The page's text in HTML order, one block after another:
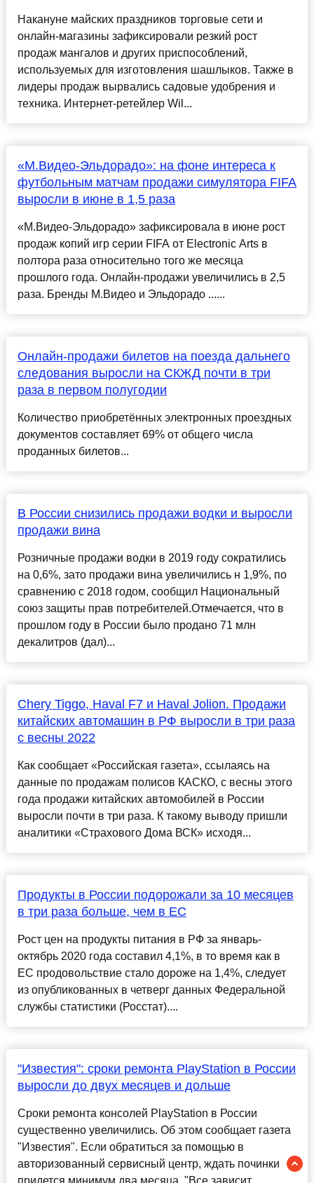
Накануне майских праздников торговые сети и
онлайн-магазины зафиксировали резкий рост
продаж мангалов и других приспособлений,
используемых для изготовления шашлыков. Также в
лидеры продаж вырвались садовые удобрения и
техника. Интернет-ретейлер Wil...
«М.Видео-Эльдорадо»: на фоне интереса к
футбольным матчам продажи симулятора FIFA
выросли в июне в 1,5 раза
«М.Видео-Эльдорадо» зафиксировала в июне рост
продаж копий игр серии FIFA от Electronic Arts в
полтора раза относительно того же месяца
прошлого года. Онлайн-продажи увеличились в 2,5
раза. Бренды М.Видео и Эльдорадо ......
Онлайн-продажи билетов на поезда дальнего
следования выросли на СКЖД почти в три
раза в первом полугодии
Количество приобретённых электронных проездных
документов составляет 69% от общего числа
проданных билетов...
В России снизились продажи водки и выросли
продажи вина
Розничные продажи водки в 2019 году сократились
на 0,6%, зато продажи вина увеличились н 1,9%, по
сравнению с 2018 годом, сообщил Национальный
союз защиты прав потребителей.Отмечается, что в
прошлом году в России было продано 71 млн
декалитров (дал)...
Chery Tiggo, Haval F7 и Haval Jolion. Продажи
китайских автомашин в РФ выросли в три раза
с весны 2022
Как сообщает «Российская газета», ссылаясь на
данные по продажам полисов КАСКО, с весны этого
года продажи китайских автомобилей в России
выросли почти в три раза. К такому выводу пришли
аналитики «Страхового Дома ВСК» исходя...
Продукты в России подорожали за 10 месяцев
в три раза больше, чем в ЕС
Рост цен на продукты питания в РФ за январь-
октябрь 2020 года составил 4,1%, в то время как в
ЕС продовольствие стало дороже на 1,4%, следует
из опубликованных в четверг данных Федеральной
службы статистики (Росстат)....
"Известия": сроки ремонта PlayStation в России
выросли до двух месяцев и дольше
Сроки ремонта консолей PlayStation в России
существенно увеличились. Об этом сообщает газета
"Известия". Если обратиться за помощью в
авторизованный сервисный центр, ждать починки